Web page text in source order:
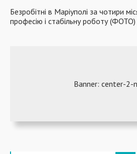
Безробітні в Маріуполі за чотири
професію і стабільну роботу (ФОТО)